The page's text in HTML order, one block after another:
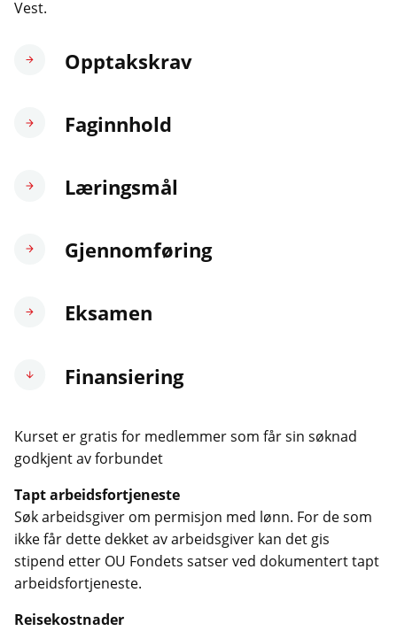
Vest.
Opptakskrav
Faginnhold
Læringsmål
Gjennomføring
Eksamen
Finansiering
Kurset er gratis for medlemmer som får sin søknad
godkjent av forbundet
Tapt arbeidsfortjeneste
Søk arbeidsgiver om permisjon med lønn. For de som
ikke får dette dekket av arbeidsgiver kan det gis
stipend etter OU Fondets satser ved dokumentert tapt
arbeidsfortjeneste.
Reisekostnader